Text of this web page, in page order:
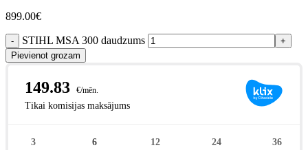
899.00€
STIHL MSA 300 daudzums
Pievienot grozam